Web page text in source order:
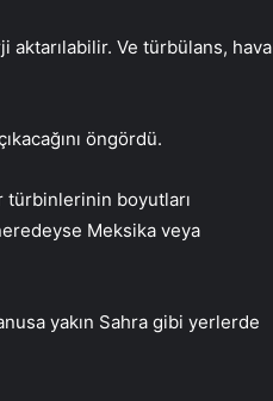
aktarılabilir. Ve türbülans, hava
öngördü.
türbinlerinin boyutları
Meksika veya
yakın Sahra gibi yerlerde